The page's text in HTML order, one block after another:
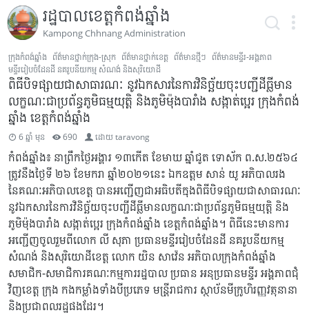
រដ្ឋបាលខេត្តកំពង់ឆ្នាំង
Kampong Chhnang Administration
ក្រុងកំពង់ឆ្នាំង ព័ត៌មានថ្នាក់ក្រុង-ស្រុក ព័ត៌មានថ្នាក់ខេត្ត ព័ត៌មានថ្មីៗ ព័ត៌មានមន្ទីរ-អង្គភាព
មន្ទីររៀបចំដែនដី នគរូបនីយកម្ម សំណង់ និងសុរិយោដី
ពិធីបិទផ្សាយជាសាធារណៈ នូវឯកសារនៃការវិនិច្ឆ័យចុះបញ្ជីដីធ្លីមាន
លក្ខណៈជាប្រព័ន្ធភូមិធម្មយុត្តិ និងភូមិម៉ុងបារាំង សង្កាត់ប្អេរ ក្រុងកំពង់
ឆ្នាំង ខេត្តកំពង់ឆ្នាំង
6 ឆ្នាំ មុន 690 ដោយtaravong
កំពង់ឆ្នាំង៖ នាព្រឹកថ្ងៃអង្គារ ១៣កើត ខែមាឃ ឆ្នាំជូត ទោស័ក ព.ស.២៥៦៤
ត្រូវនឹងថ្ងៃទី ២៦ ខែមករា ឆ្នាំ២០២១នេះ ឯកឧត្ដម សាន់ យូ អភិបាលរង
នៃគណៈអភិបាលខេត្ត បានអញ្ជើញជាអធិបតីក្នុងពិធីបិទផ្សាយជាសាធារណៈ
នូវឯកសារនៃការវិនិច្ឆ័យចុះបញ្ជីដីធ្លីមានលក្ខណៈជាប្រព័ន្ធភូមិធម្មយុត្តិ និង
ភូមិម៉ុងបារាំង សង្កាត់ប្អេរ ក្រុងកំពង់ឆ្នាំង ខេត្តកំពង់ឆ្នាំង។ ពិធីនេះមានការ
អញ្ជើញចូលរួមពីលោក លី សុភា ប្រធានមន្ទីររៀបចំដែនដី នគរូបនីយកម្ម
សំណង់ និងសុរិយោដីខេត្ត លោក យិន សាវ៉េន អភិបាលក្រុងកំពង់ឆ្នាំង
សមាជិក-សមាជិការគណៈកម្មការរដ្ឋបាល ប្រធាន អនុប្រធានមន្ទីរ អង្គភាពជុំ
វិញខេត្ត ក្រុង កងកម្លាំងទាំងបីប្រភេទ មន្ត្រីរាជការ ស្ថាប័នមីក្រូហិរញ្ញវត្ថុនានា
និងប្រជាពលរដ្ឋផងដែរ។